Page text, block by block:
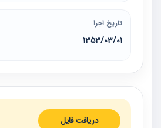
تاریخ اجرا
1353/03/01
دریافت فایل